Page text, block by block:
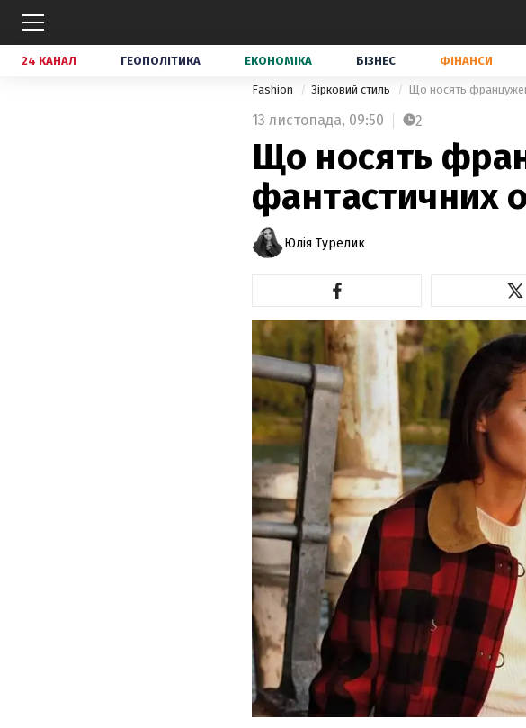
24 КАНАЛ ГЕОПОЛІТИКА ЕКОНОМІКА БІЗНЕС ФІНАНСИ
Fashion Зірковий стиль Що носять
13 листопада, 09:50 2
Що носять
фантастичних
Юлія Турелик